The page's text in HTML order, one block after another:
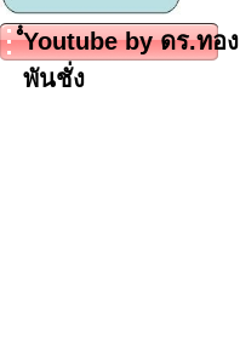
ํํYoutube by ดร.ทอง
พันชั่ง